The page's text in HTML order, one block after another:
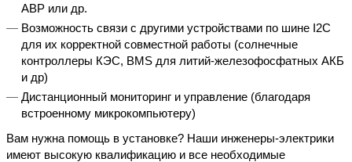
АВР или др.
Возможность связи с другими устройствами по шине I2C
для их корректной совместной работы (солнечные
контроллеры КЭС, BMS для литий-железофосфатных АКБ
и др)
Дистанционный мониторинг и управление (благодаря
встроенному микрокомпьютеру)
Вам нужна помощь в установке? Наши инженеры-электрики
имеют высокую квалификацию и все необходимые